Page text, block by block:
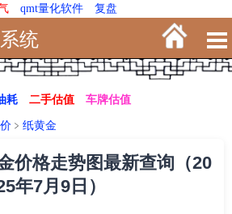
qmt量化软件 复盘
统
耗 二手估值 车牌估值
﹥ 纸黄金
价格走势图最新查询（20
年7月9日）